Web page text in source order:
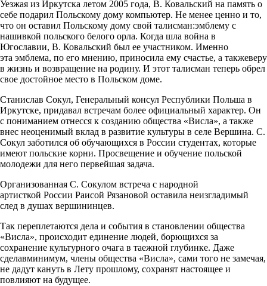
Уезжая из Иркутска летом 2005 года, В. Ковальский на память о
себе подарил Польскому дому компьютер. Не менее ценно и то,
что он оставил Польскому дому свой талисман:эмблему с
нашивкой польского белого орла. Когда шла война в
Югославии, В. Ковальский был ее участником. Именно
эта эмблема, по его мнению, приносила ему счастье, а такжеверу
в жизнь и возвращение на родину. И этот талисман теперь обрел
свое достойное место в Польском доме.
Станислав Сокул, Генеральный консул Республики Польша в
Иркутске, придавал встречам более официальный характер. Он
с пониманием отнесся к созданию общества «Висла», а также
внес неоценимый вклад в развитие культуры в селе Вершина. С.
Сокул заботился об обучающихся в России студентах, которые
имеют польские корни. Просвещение и обучение польской
молодежи для него первейшая задача.
Организованная С. Сокулом встреча с народной
артисткой России Раисой Рязановой оставила неизгладимый
след в душах вершининцев.
Так переплетаются дела и события в становлении общества
«Висла», происходит единение людей, борющихся за
сохранение культурного очага в таежной глубинке. Даже
сделавминимум, члены общества «Висла», сами того не замечая,
не дадут кануть в Лету прошлому, сохранят настоящее и
повлияют на будущее.